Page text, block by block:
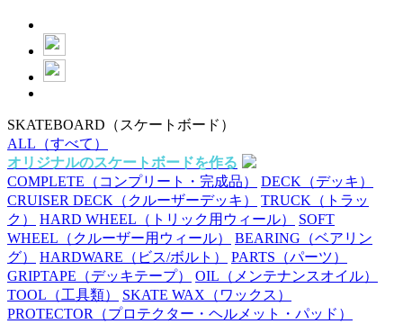
SKATEBOARD （スケートボード）
ALL （すべて）
オリジナルのスケートボードを作る
COMPLETE （コンプリート・完成品） DECK （デッキ）
CRUISER DECK （クルーザーデッキ） TRUCK （トラッ
ク）
HARD WHEEL （トリック用ウィール）
SOFT
WHEEL （クルーザー用ウィール） BEARING （ベアリン
グ）
HARDWARE （ビス/ボルト） PARTS （パーツ）
GRIPTAPE （デッキテープ） OIL （メンテナンスオイル）
TOOL （工具類） SKATE WAX （ワックス）
PROTECTOR （プロテクター・ヘルメット・パッド）